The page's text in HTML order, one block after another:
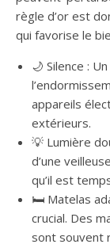
règle d’or est
qui favorise le
🌙 Silence :
appareils
extérieurs.
💡 Lumière
d’une
qu’il est
🛏️ Matelas
crucial. Des
sont souvent